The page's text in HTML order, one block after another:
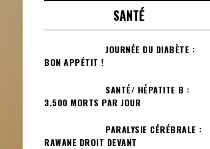
SANTÉ
JOURNÉE DU DIABÈTE :
BON APPÉTIT !
SANTÉ/ HÉPATITE B :
3.500 MORTS PAR JOUR
PARALYSIE CÉRÉBRALE :
RAWANE DROIT DEVANT